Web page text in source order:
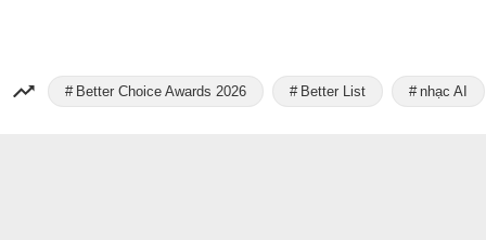
Better Choice Awards 2026 Better List nhạc AI